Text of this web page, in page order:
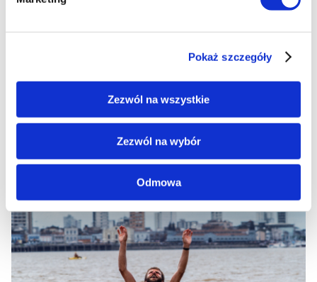
Pokaż szczegóły
Zezwól na wszystkie
Zezwól na wybór
Odmowa
Freak Show | Freak Show
reż. Łukasz Ronduda, Filip Pawlak